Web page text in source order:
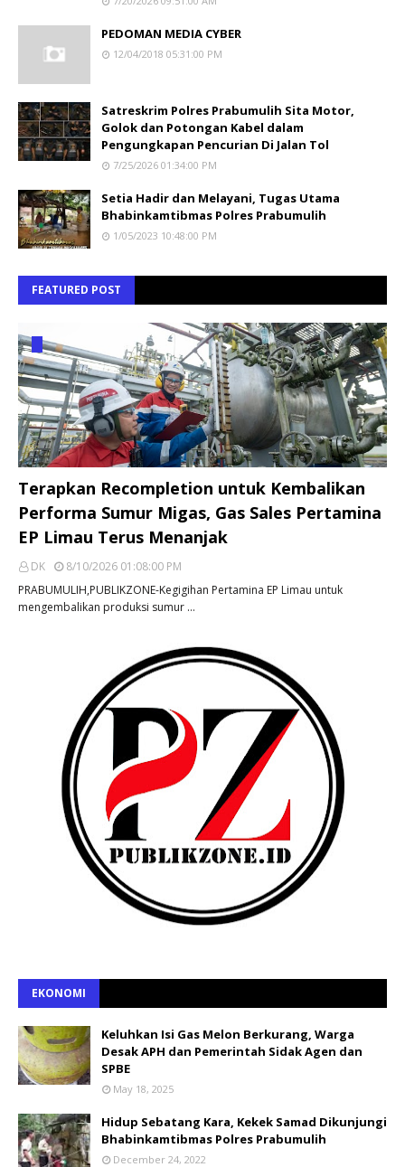
PEDOMAN MEDIA CYBER
12/04/2018 05:31:00 PM
Satreskrim Polres Prabumulih Sita Motor,
Golok dan Potongan Kabel dalam
Pengungkapan Pencurian Di Jalan Tol
7/25/2026 01:34:00 PM
Setia Hadir dan Melayani, Tugas Utama
Bhabinkamtibmas Polres Prabumulih
1/05/2023 10:48:00 PM
FEATURED POST
Terapkan Recompletion untuk Kembalikan
Performa Sumur Migas, Gas Sales Pertamina
EP Limau Terus Menanjak
DK
8/10/2026 01:08:00 PM
PRABUMULIH,PUBLIKZONE-Kegigihan Pertamina EP Limau untuk
mengembalikan produksi sumur …
EKONOMI
Keluhkan Isi Gas Melon Berkurang, Warga
Desak APH dan Pemerintah Sidak Agen dan
SPBE
May 18, 2025
Hidup Sebatang Kara, Kekek Samad Dikunjungi
Bhabinkamtibmas Polres Prabumulih
December 24, 2022